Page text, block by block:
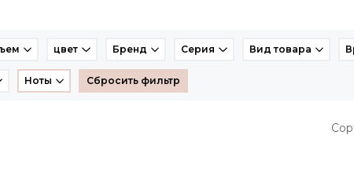
цвет Бренд Серия Вид товара
Ноты Сбросить фильтр